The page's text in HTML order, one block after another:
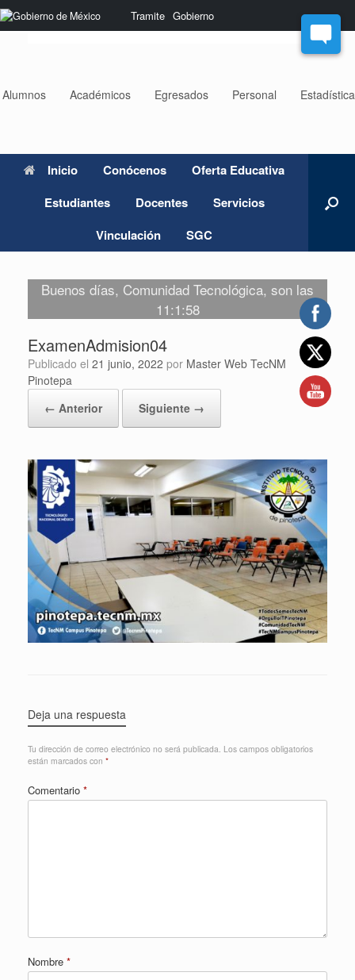
Nota:
este
sistema
Tramite Gobierno
Saltar
al
Alumnos Académicos Egresados Personal
Inicio Conócenos
Oferta Educativa
Estudiantes
Docentes
Servicios
Vinculación
SGC
Buenos días, Comunidad Tecnológica, son las
11:1:58
ExamenAdmision04
Publicado el 21 junio, 2022 por Master Web TecNM
Pinotepa
← Anterior
Siguiente →
Deja una respuesta
Tu dirección de correo electrónico no será publicada. Los campos obligatorios
están marcados con *
Comentario *
Nombre *